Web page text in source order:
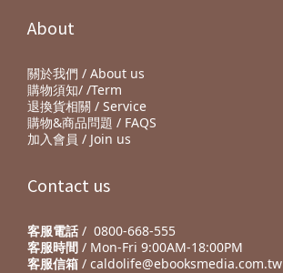
About
關於我們 / About us
購物須知/ /Term
退換貨相關 / Service
購物&商品問題 / FAQS
加入會員 / Join us
Contact us
客服電話 / 0800-668-555
客服時間 / Mon-Fri 9:00AM-18:00PM
客服信箱 / caldolife@ebooksmedia.com.tw